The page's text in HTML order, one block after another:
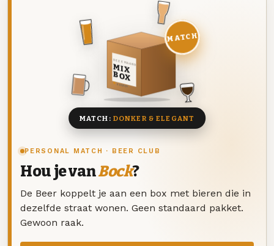
PERSONAL MATCH · BEER CLUB
Hou je vanBock?
De Beer koppelt je aan een box met bieren die in
dezelfde straat wonen. Geen standaard pakket.
Gewoon raak.
DEZE MAAND
MIX
BOX
8 BIEREN
MATCH
MATCH: DONKER & ELEGANT